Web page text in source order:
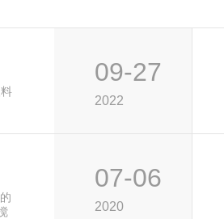
09-27
2022
07-06
2020